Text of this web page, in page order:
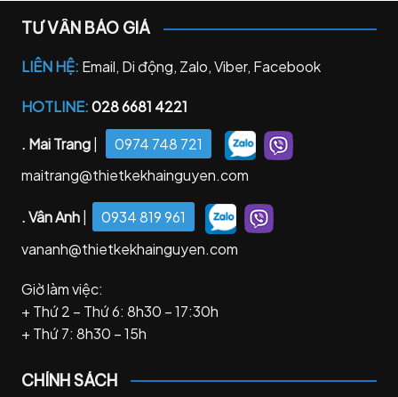
TƯ VẤN BÁO GIÁ
LIÊN HỆ: Email, Di động, Zalo, Viber, Facebook
HOTLINE:028 6681 4221
. Mai Trang|
0974 748 721
maitrang@thietkekhainguyen.com
. Vân Anh|
0934 819 961
vananh@thietkekhainguyen.com
Giờ làm việc:
+ Thứ 2 – Thứ 6: 8h30 – 17:30h
+ Thứ 7: 8h30 – 15h
CHÍNH SÁCH